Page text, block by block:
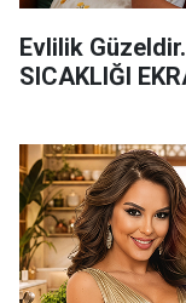
Evlilik
SICAKLIĞI